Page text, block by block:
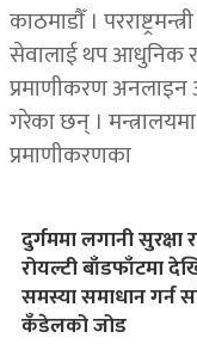
काठमाडाैँ ।
सेवालाई थप आधुनिक र
प्रमाणीकरण अनलाइन
गरेका छन् ।
प्रमाणीकरणका
दुर्गममा लगानी सुरक्षा
रोयल्टी बाँडफाँटमा
समस्या समाधान गर्न
कँडेलको जोड